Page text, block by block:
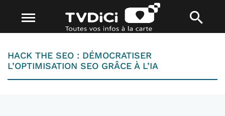
HACK THE SEO : DÉMOCRATISER
L’OPTIMISATION SEO GRÂCE À L’IA